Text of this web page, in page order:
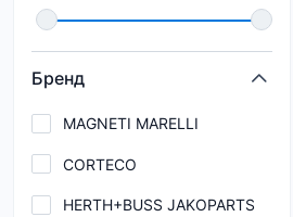
Бренд
MAGNETI MARELLI
CORTECO
HERTH+BUSS JAKOPARTS